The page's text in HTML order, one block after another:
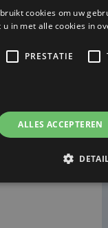
cookies om uw
in met alle cookies in
PRESTATIE
ALLES ACCEPTEREN